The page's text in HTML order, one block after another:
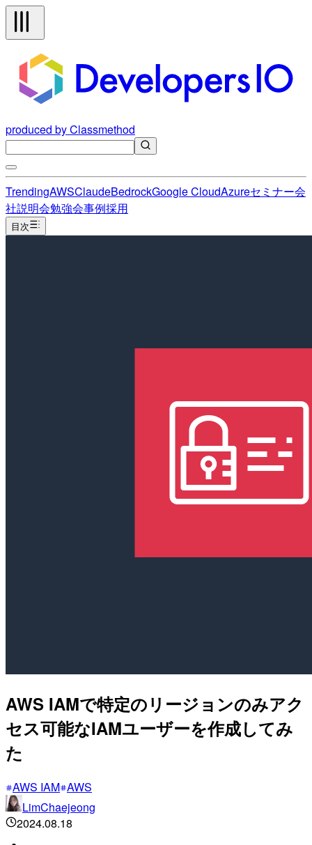
produced by Classmethod
TrendingAWSClaudeBedrockGoogle CloudAzureセミナー会
社説明会勉強会事例採用
目次
AWS IAMで特定のリージョンのみアク
セス可能なIAMユーザーを作成してみ
た
AWS IAM AWS
LimChaejeong
2024.08.18